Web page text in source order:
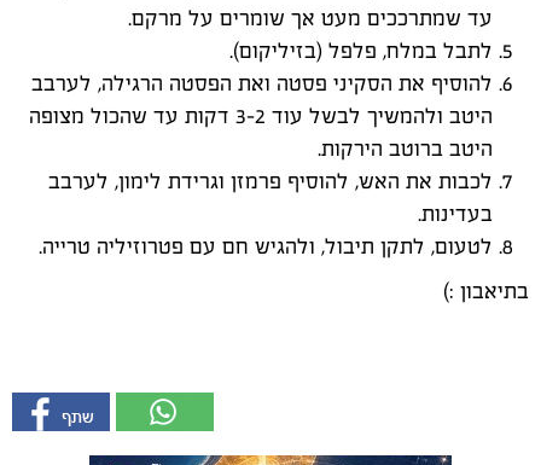
עד שמתרככים מעט אך שומרים על מרקם.
לתבל במלח, פלפל (בזיליקום).
להוסיף את הסקיני פסטה ואת הפסטה הרגילה, לערבב
היטב ולהמשיך לבשל עוד 2–3 דקות עד שהכול מצופה
היטב ברוטב הירקות.
לכבות את האש, להוסיף פרמזן וגרידת לימון, לערבב
בעדינות.
לטעום, לתקן תיבול, ולהגיש חם עם פטרוזיליה טרייה.
בתיאבון :)